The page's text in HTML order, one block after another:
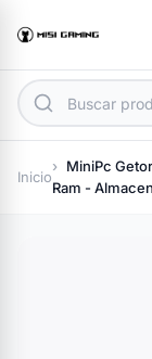
Inicio
MiniPc
Ram -